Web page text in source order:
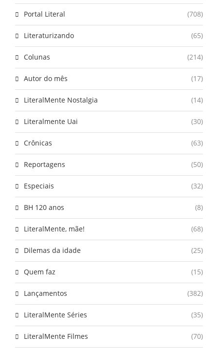
Portal Literal (708)
Literaturizando (65)
Colunas (214)
Autor do mês (17)
LiteralMente Nostalgia (14)
Literalmente Uai (30)
Crônicas (63)
Reportagens (50)
Especiais (32)
BH 120 anos (8)
LiteralMente, mãe! (68)
Dilemas da idade (25)
Quem faz (15)
Lançamentos (382)
LiteralMente Séries (35)
LiteralMente Filmes (70)